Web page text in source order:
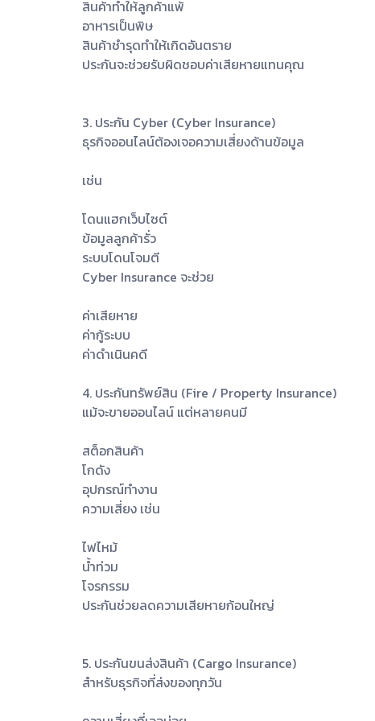
สินค้าทำให้ลูกค้าแพ้
อาหารเป็นพิษ
สินค้าชำรุดทำให้เกิดอันตราย
ประกันจะช่วยรับผิดชอบค่าเสียหายแทนคุณ
3. ประกัน Cyber (Cyber Insurance)
ธุรกิจออนไลน์ต้องเจอความเสี่ยงด้านข้อมูล
เช่น
โดนแฮกเว็บไซต์
ข้อมูลลูกค้ารั่ว
ระบบโดนโจมตี
Cyber Insurance จะช่วย
ค่าเสียหาย
ค่ากู้ระบบ
ค่าดำเนินคดี
4. ประกันทรัพย์สิน (Fire / Property Insurance)
แม้จะขายออนไลน์ แต่หลายคนมี
สต็อกสินค้า
โกดัง
อุปกรณ์ทำงาน
ความเสี่ยง เช่น
ไฟไหม้
น้ำท่วม
โจรกรรม
ประกันช่วยลดความเสียหายก้อนใหญ่
5. ประกันขนส่งสินค้า (Cargo Insurance)
สำหรับธุรกิจที่ส่งของทุกวัน